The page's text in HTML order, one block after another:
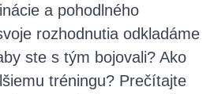
a pohodlného
rozhodnutia odkladáme
ste s tým bojovali? Ako
tréningu? Prečítajte